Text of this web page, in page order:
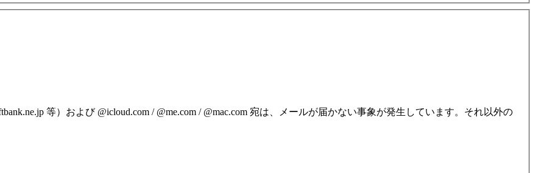
等）および @icloud.com / @me.com / @mac.com 宛は、メールが届かない事象が発生しています。それ以外の